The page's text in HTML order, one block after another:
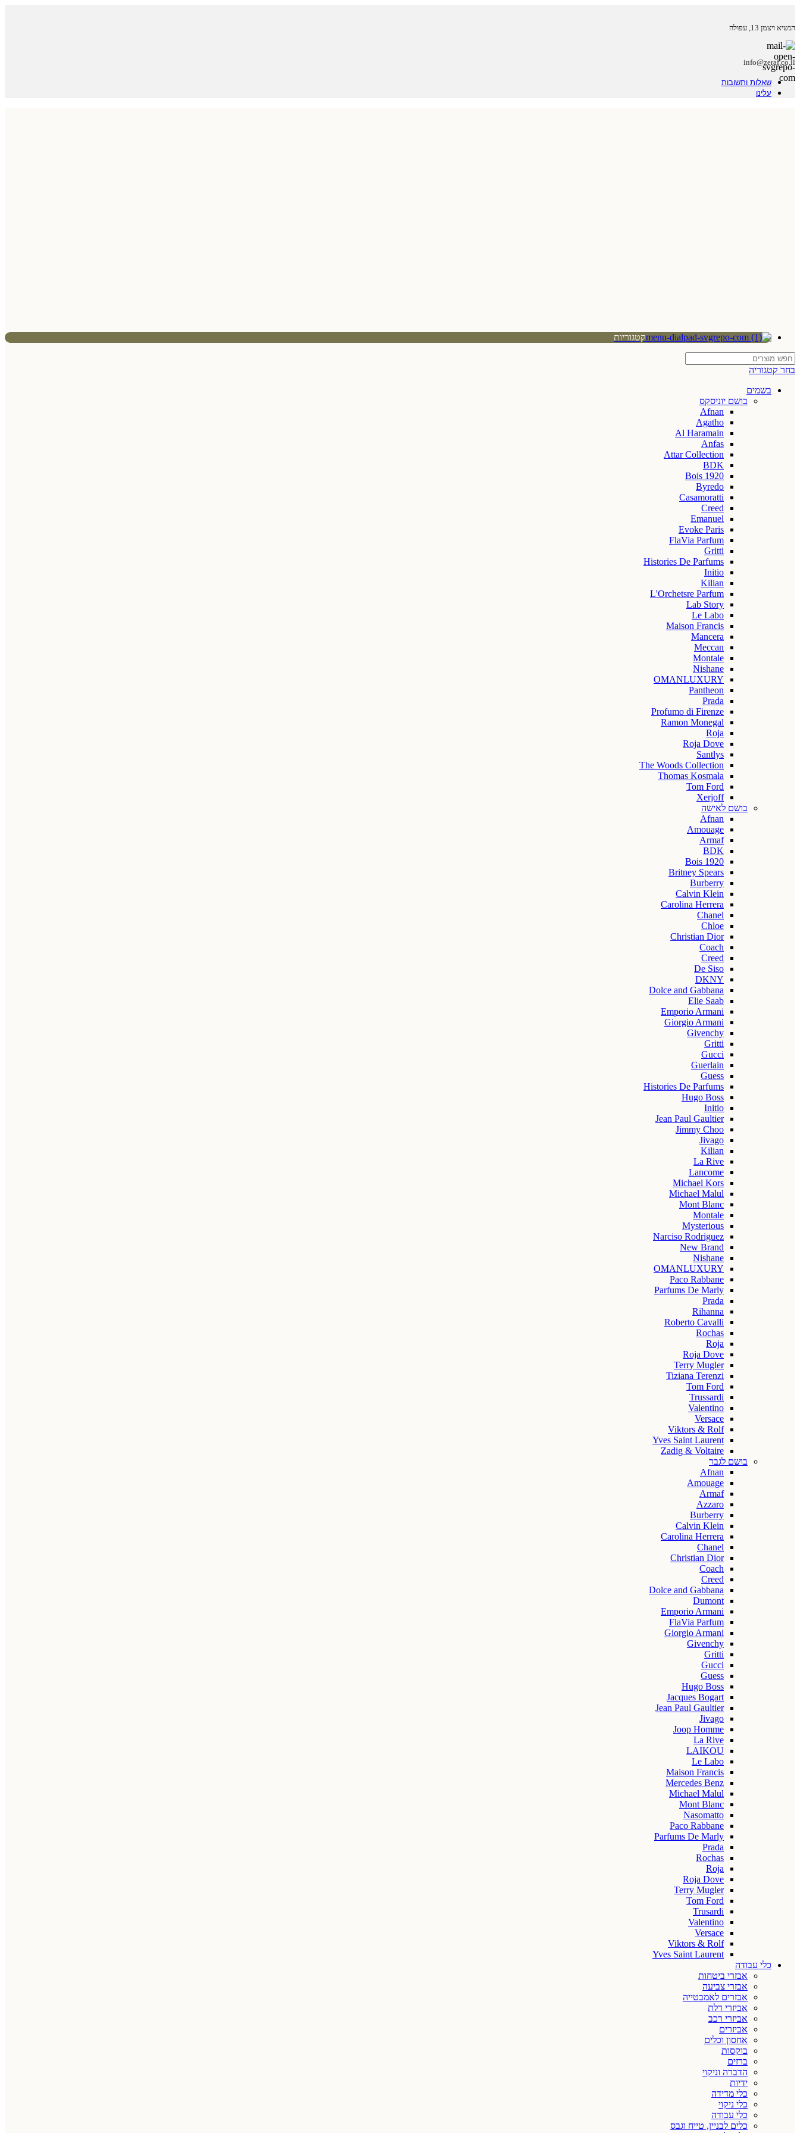
הנשיא ויצמן 13, עפולה
info@zeraf.co.il
שאלות ותשובות
עלינו
קטגוריות
בחר קטגוריה
בשמים
בושם יוניסקס
Afnan
Agatho
Al Haramain
Anfas
Attar Collection
BDK
Bois 1920
Byredo
Casamoratti
Creed
Emanuel
Evoke Paris
FlaVia Parfum
Gritti
Histories De Parfums
Initio
Kilian
L'Orchetsre Parfum
Lab Story
Le Labo
Maison Francis
Mancera
Meccan
Montale
Nishane
OMANLUXURY
Pantheon
Prada
Profumo di Firenze
Ramon Monegal
Roja
Roja Dove
Santlys
The Woods Collection
Thomas Kosmala
Tom Ford
Xerjoff
בושם לאישה
Afnan
Amouage
Armaf
BDK
Bois 1920
Britney Spears
Burberry
Calvin Klein
Carolina Herrera
Chanel
Chloe
Christian Dior
Coach
Creed
De Siso
DKNY
Dolce and Gabbana
Elie Saab
Emporio Armani
Giorgio Armani
Givenchy
Gritti
Gucci
Guerlain
Guess
Histories De Parfums
Hugo Boss
Initio
Jean Paul Gaultier
Jimmy Choo
Jivago
Kilian
La Rive
Lancome
Michael Kors
Michael Malul
Mont Blanc
Montale
Mysterious
Narciso Rodriguez
New Brand
Nishane
OMANLUXURY
Paco Rabbane
Parfums De Marly
Prada
Rihanna
Roberto Cavalli
Rochas
Roja
Roja Dove
Terry Mugler
Tiziana Terenzi
Tom Ford
Trussardi
Valentino
Versace
Viktors & Rolf
Yves Saint Laurent
Zadig & Voltaire
בושם לגבר
Afnan
Amouage
Armaf
Azzaro
Burberry
Calvin Klein
Carolina Herrera
Chanel
Christian Dior
Coach
Creed
Dolce and Gabbana
Dumont
Emporio Armani
FlaVia Parfum
Giorgio Armani
Givenchy
Gritti
Gucci
Guess
Hugo Boss
Jacques Bogart
Jean Paul Gaultier
Jivago
Joop Homme
La Rive
LAIKOU
Le Labo
Maison Francis
Mercedes Benz
Michael Malul
Mont Blanc
Nasomatto
Paco Rabbane
Parfums De Marly
Prada
Rochas
Roja
Roja Dove
Terry Mugler
Tom Ford
Trusardi
Valentino
Versace
Viktors & Rolf
Yves Saint Laurent
כלי עבודה
אבזרי ביטחות
אבזרי צביעה
אבזרים לאמבטייה
אביזרי דלת
אביזרי רכב
אביזרים
אחסון וכלים
בוקסות
ברזים
הדברה וניקוי
ידיות
כלי מדידה
כלי ניקוי
כלי עבודה
כלים לבניין, טייח וגבס